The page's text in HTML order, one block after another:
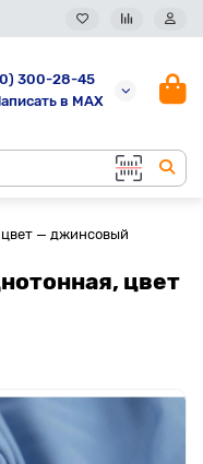
300-28-45
в MAX
— джинсовый
цвет